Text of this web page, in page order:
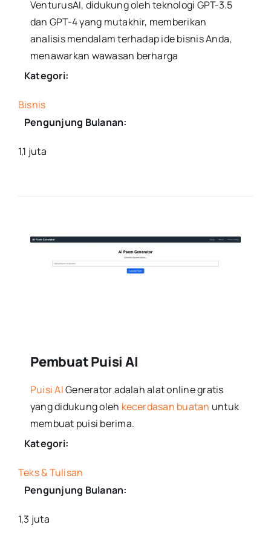
VenturusAI, didukung oleh teknologi GPT-3.5
dan GPT-4 yang mutakhir, memberikan
analisis mendalam terhadap ide bisnis Anda,
menawarkan wawasan berharga
Kategori:
Bisnis
Pengunjung Bulanan:
1,1 juta
Pembuat Puisi AI
Puisi AIGenerator adalah alat online gratis
yang didukung oleh kecerdasan buatan untuk
membuat puisi berima.
Kategori:
Teks & Tulisan
Pengunjung Bulanan:
1,3 juta